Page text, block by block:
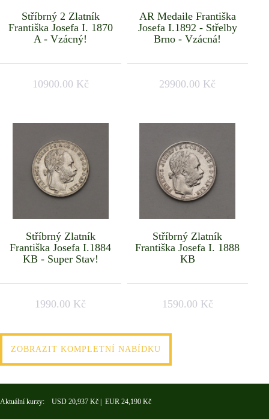
Stříbrný 2 Zlatník
Františka Josefa I. 1870
A - Vzácný!
10900.00 Kč
AR Medaile Františka
Josefa I.1892 - Střelby
Brno - Vzácná!
29900.00 Kč
Stříbrný Zlatník
Františka Josefa I.1884
KB - Super Stav!
1990.00 Kč
Stříbrný Zlatník
Františka Josefa I. 1888
KB
1590.00 Kč
ZOBRAZIT KOMPLETNÍ NABÍDKU
Aktuální kurzy: USD 20,937 Kč | EUR 24,190 Kč